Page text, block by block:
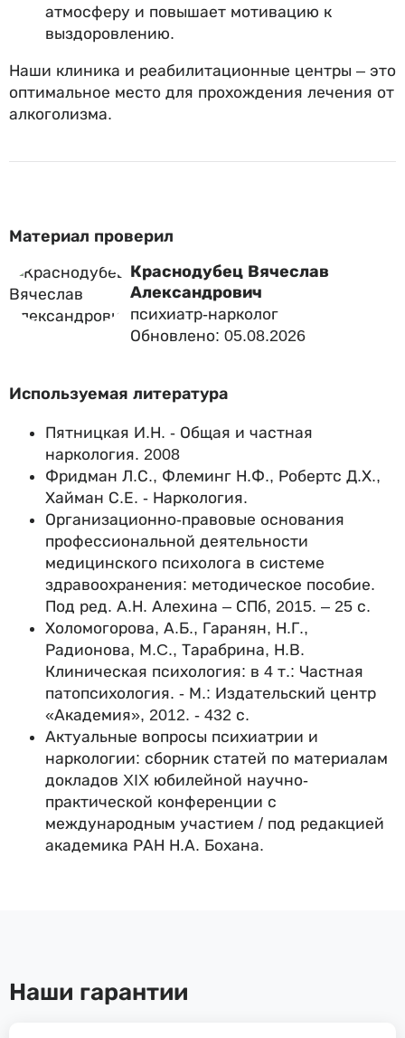
атмосферу и повышает мотивацию к
выздоровлению.
Наши клиника и реабилитационные центры – это
оптимальное место для прохождения лечения от
алкоголизма.
Материал проверил
Краснодубец Вячеслав
Александрович
психиатр-нарколог
Обновлено: 05.08.2026
Используемая литература
Пятницкая И.Н. - Общая и частная
наркология. 2008
Фридман Л.С., Флеминг Н.Ф., Робертс Д.Х.,
Хайман С.Е. - Наркология.
Организационно-правовые основания
профессиональной деятельности
медицинского психолога в системе
здравоохранения: методическое пособие.
Под ред. А.Н. Алехина – СПб, 2015. – 25 с.
Холомогорова, А.Б., Гаранян, Н.Г.,
Радионова, М.C., Тарабрина, Н.В.
Клиническая психология: в 4 т.: Частная
патопсихология. - М.: Издательский центр
«Академия», 2012. - 432 с.
Актуальные вопросы психиатрии и
наркологии: сборник статей по материалам
докладов XIX юбилейной научно-
практической конференции с
международным участием / под редакцией
академика РАН Н.А. Бохана.
Наши гарантии